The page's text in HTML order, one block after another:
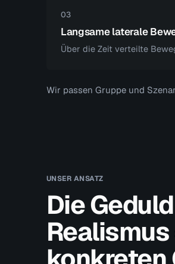
03
Langsame laterale
Über die Zeit verteilte
Wir passen Gruppe und
UNSER ANSATZ
Die